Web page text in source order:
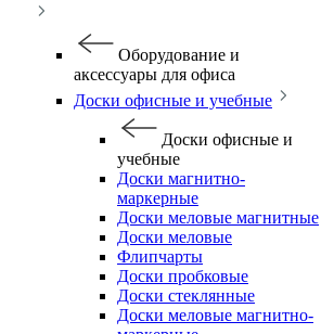
Оборудование и
аксессуары для офиса
Доски офисные и учебные
Доски офисные и
учебные
Доски магнитно-
маркерные
Доски меловые магнитные
Доски меловые
Флипчарты
Доски пробковые
Доски стеклянные
Доски меловые магнитно-